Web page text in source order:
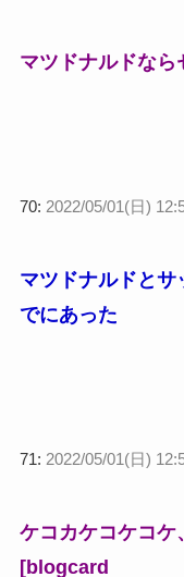
マツドナルドなら
70: 2022/05/01(日)
マツドナルドと
でにあった
71: 2022/05/01(日)
ケコカケコケコケ
[blogcard